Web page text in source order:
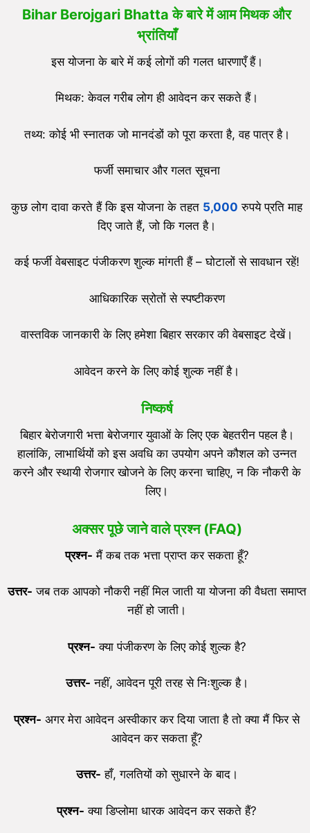
Bihar Berojgari Bhattaके बारे में आम मिथक और
भ्रांतियाँ
इस योजना के बारे में कई लोगों की गलत धारणाएँ हैं।
मिथक: केवल गरीब लोग ही आवेदन कर सकते हैं।
तथ्य: कोई भी स्नातक जो मानदंडों को पूरा करता है, वह पात्र है।
फर्जी समाचार और गलत सूचना
कुछ लोग दावा करते हैं कि इस योजना के तहत 5,000 रुपये प्रति माह
दिए जाते हैं, जो कि गलत है।
कई फर्जी वेबसाइट पंजीकरण शुल्क मांगती हैं – घोटालों से सावधान रहें!
आधिकारिक स्रोतों से स्पष्टीकरण
वास्तविक जानकारी के लिए हमेशा बिहार सरकार की वेबसाइट देखें।
आवेदन करने के लिए कोई शुल्क नहीं है।
निष्कर्ष
बिहार बेरोजगारी भत्ता बेरोजगार युवाओं के लिए एक बेहतरीन पहल है।
हालांकि, लाभार्थियों को इस अवधि का उपयोग अपने कौशल को उन्नत
करने और स्थायी रोजगार खोजने के लिए करना चाहिए, न कि नौकरी के
लिए।
अक्सर पूछे जाने वाले प्रश्न (FAQ)
प्रश्न- मैं कब तक भत्ता प्राप्त कर सकता हूँ?
उत्तर- जब तक आपको नौकरी नहीं मिल जाती या योजना की वैधता समाप्त
नहीं हो जाती।
प्रश्न- क्या पंजीकरण के लिए कोई शुल्क है?
उत्तर- नहीं, आवेदन पूरी तरह से निःशुल्क है।
प्रश्न- अगर मेरा आवेदन अस्वीकार कर दिया जाता है तो क्या मैं फिर से
आवेदन कर सकता हूँ?
उत्तर- हाँ, गलतियों को सुधारने के बाद।
प्रश्न- क्या डिप्लोमा धारक आवेदन कर सकते हैं?